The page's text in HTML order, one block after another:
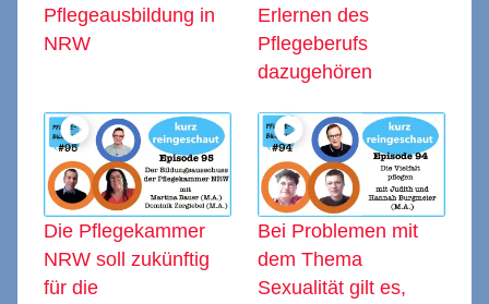
Pflegeausbildung in
NRW
Erlernen des
Pflegeberufs
dazugehören
Die Pflegekammer
NRW soll zukünftig
für die
Bei Problemen mit
dem Thema
Sexualität gilt es,